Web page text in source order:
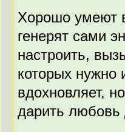
Хорошо умеют
генерят сами
настроить,
которых нужно
вдохновляет,
дарить